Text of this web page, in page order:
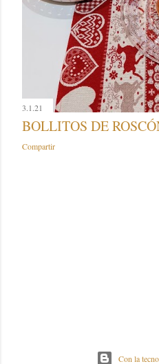
3.1.21
BOLLITOS DE
Compartir
Con la